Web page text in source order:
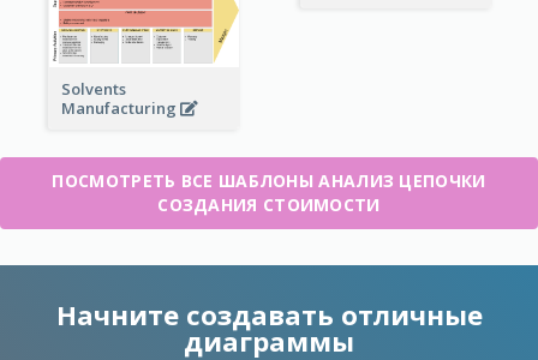
Solvents
Manufacturing
ПОСМОТРЕТЬ ВСЕ ШАБЛОНЫ АНАЛИЗ ЦЕПОЧКИ
СОЗДАНИЯ СТОИМОСТИ
Начните создавать отличные
диаграммы